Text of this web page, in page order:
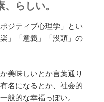
、らしい。
ジティブ心理学」とい
」「意義」「没頭」の
美味しいとか言葉通り
名になるとか、社会的
般的な幸福っぽい。